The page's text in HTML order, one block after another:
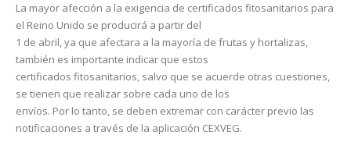
La mayor afección a la exigencia de certificados fitosanitarios para
el Reino Unido se producirá a partir del
1 de abril, ya que afectara a la mayoría de frutas y hortalizas,
también es importante indicar que estos
certificados fitosanitarios, salvo que se acuerde otras cuestiones,
se tienen que realizar sobre cada uno de los
envíos. Por lo tanto, se deben extremar con carácter previo las
notificaciones a través de la aplicación CEXVEG.